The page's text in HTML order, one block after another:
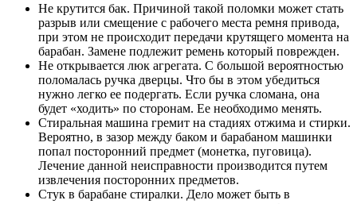
Не крутится бак. Причиной такой поломки может стать
разрыв или смещение с рабочего места ремня привода,
при этом не происходит передачи крутящего момента на
барабан. Замене подлежит ремень который поврежден.
Не открывается люк агрегата. С большой вероятностью
поломалась ручка дверцы. Что бы в этом убедиться
нужно легко ее подергать. Если ручка сломана, она
будет «ходить» по сторонам. Ее необходимо менять.
Стиральная машина гремит на стадиях отжима и стирки.
Вероятно, в зазор между баком и барабаном машинки
попал посторонний предмет (монетка, пуговица).
Лечение данной неисправности производится путем
извлечения посторонних предметов.
Стук в барабане стиралки. Дело может быть в